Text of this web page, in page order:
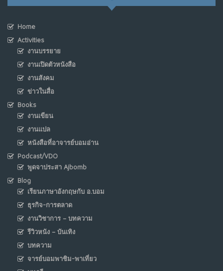
Home
Activities
งานบรรยาย
งานเปิดตัวหนังสือ
งานสังคม
ข่าวในสื่อ
Books
งานเขียน
งานแปล
หนังสือที่อาจารย์บอมอ่าน
Podcast/VDO
พูดจาประสา Ajbomb
Blog
เรียนภาษาอังกฤษกับ อ.บอม
ธุรกิจ-การตลาด
งานวิชาการ – บทความ
รีวิวหนัง – บันเทิง
บทความ
จารย์บอมพาชิม-พาเที่ยว